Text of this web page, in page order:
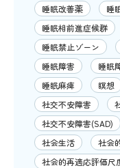
睡眠改善薬
睡
睡眠相前進症候群
睡眠禁止ゾーン
睡眠障害
睡眠
睡眠麻痺
瞑想
社交不安障害
社交不安障害(SAD)
社会生活
社会
社会的再適応評価尺